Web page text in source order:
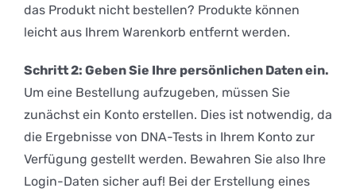
das Produkt nicht bestellen? Produkte können
leicht aus Ihrem Warenkorb entfernt werden.
Schritt 2: Geben Sie Ihre persönlichen Daten ein.
Um eine Bestellung aufzugeben, müssen Sie
zunächst ein Konto erstellen. Dies ist notwendig, da
die Ergebnisse von DNA-Tests in Ihrem Konto zur
Verfügung gestellt werden. Bewahren Sie also Ihre
Login-Daten sicher auf! Bei der Erstellung eines